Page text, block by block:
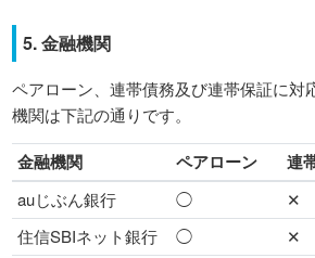
5. 金融機関
ペアローン、連帯債務及び連帯保証に対
機関は下記の通りです。
金融機関 ペアローン 連
auじぶん銀行 ◯ ✕
住信SBIネット銀行
◯ ✕